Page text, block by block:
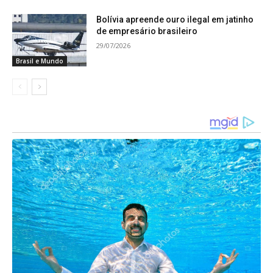
casa sairia vencedor, o Cruzeiro buscou a
igualdade. Aos 42, William cruzou e Bolasie deu
um ‘peixinho’ para fazer 1 a 1.
O Cruzeiro ainda tentou a virada no fim, mas o
Na próxima rodada, o América enfrenta o
Tombense no sábado, às 16h30, no Estádio
Antônio Guimarães Ribeiro, em Tombos. No
domingo, às 16h, o Cruzeiro faz o clássico frente
ao Atlético, no Mineirão.
FICHA TÉCNICA
Brasil e Mundo
Bolívia apreende ouro ilegal em jatinho
de empresário brasileiro
29/07/2026